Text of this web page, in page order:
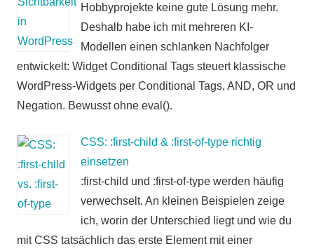
Hobbyprojekte keine gute Lösung mehr.
Deshalb habe ich mit mehreren KI-
Modellen einen schlanken Nachfolger
entwickelt: Widget Conditional Tags steuert klassische
WordPress-Widgets per Conditional Tags, AND, OR und
Negation. Bewusst ohne eval().
CSS: :first-child & :first-of-type richtig
einsetzen
:first-child und :first-of-type werden häufig
verwechselt. An kleinen Beispielen zeige
ich, worin der Unterschied liegt und wie du
mit CSS tatsächlich das erste Element mit einer